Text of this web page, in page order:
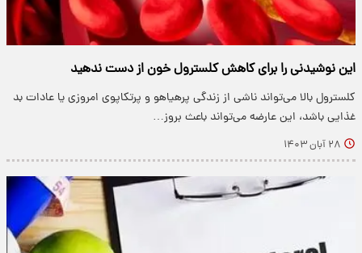
این نوشیدنی را برای کاهش کلسترول خون از دست ندهید
​کلسترول بالا می‌تواند ناشی از زندگی پرهیاهو و پرتکاپوی امروزی یا عادات بد
غذایی باشد، این عارضه می‌تواند باعث بروز…
۲۸ آبان ۱۴۰۳